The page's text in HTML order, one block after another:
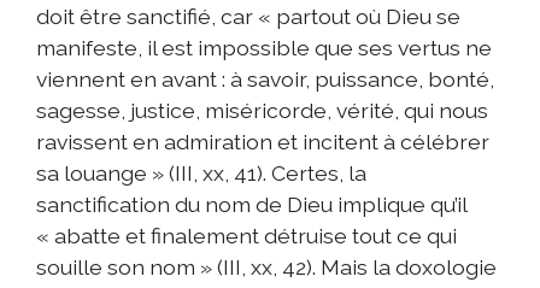
doit être sanctifié, car « partout où Dieu se
manifeste, il est impossible que ses vertus ne
viennent en avant : à savoir, puissance, bonté,
sagesse, justice, miséricorde, vérité, qui nous
ravissent en admiration et incitent à célébrer
sa louange » (III, xx, 41). Certes, la
sanctification du nom de Dieu implique qu’il
« abatte et finalement détruise tout ce qui
souille son nom » (III, xx, 42). Mais la doxologie